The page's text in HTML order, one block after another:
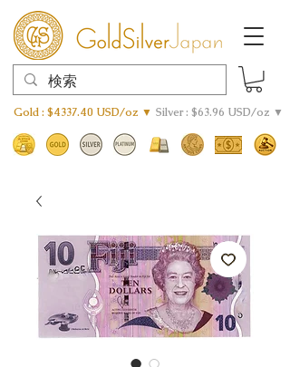
Gold : $4337.40 USD/oz ▼ Silver : $63.96 USD/oz ▼